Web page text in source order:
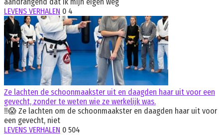
LEVENS VERHALEN 0 4
Ze lachten de schoonmaakster uit en daagden haar uit voor een
gevecht, zonder te weten wie ze werkelijk was.
‼️😱 Ze lachten om de schoonmaakster en daagden haar uit voor
een gevecht, niet
LEVENS VERHALEN 0 504